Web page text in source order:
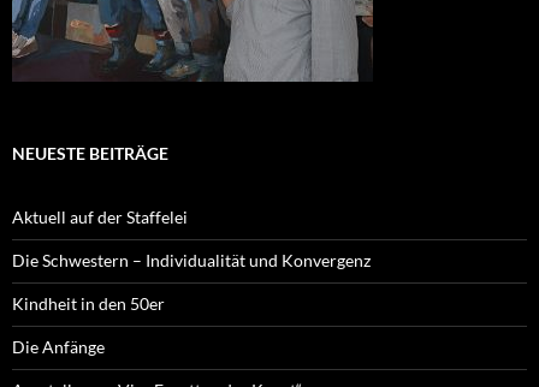
NEUESTE BEITRÄGE
Aktuell auf der Staffelei
Die Schwestern – Individualität und Konvergenz
Kindheit in den 50er
Die Anfänge